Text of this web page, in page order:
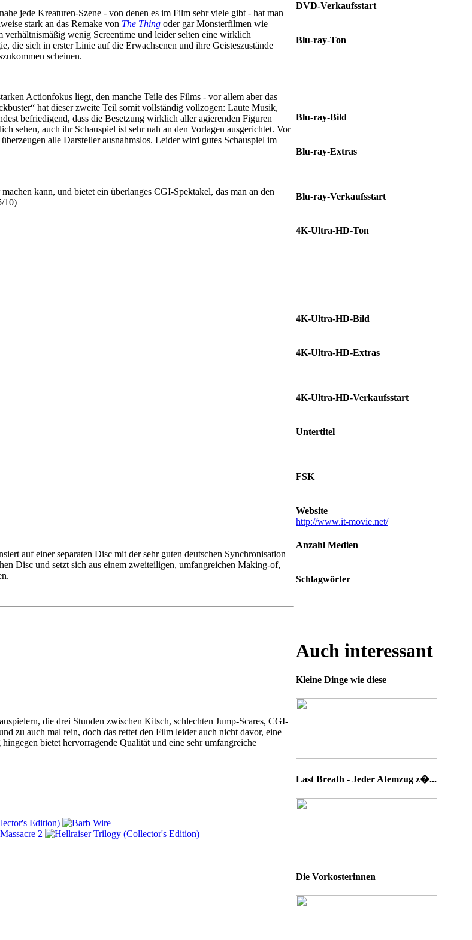
jede Kreaturen-Szene - von denen es im Film sehr viele gibt - hat man
stark an das Remake von The Thing oder gar Monsterfilmen wie
wenig Screentime und leider selten eine wirklich
die sich in erster Linie auf die Erwachsenen und ihre Geisteszustände
scheinen.
Actionfokus liegt, den manche Teile des Films - vor allem aber das
hat dieser zweite Teil somit vollständig vollzogen: Laute Musik,
befriedigend, dass die Besetzung wirklich aller agierenden Figuren
sehen, auch ihr Schauspiel ist sehr nah an den Vorlagen ausgerichtet. Vor
alle Darsteller ausnahmslos. Leider wird gutes Schauspiel im
kann, und bietet ein überlanges CGI-Spektakel, das man an den
10)
auf einer separaten Disc mit der sehr guten deutschen Synchronisation
Disc und setzt sich aus einem zweiteiligen, umfangreichen Making-of,
die drei Stunden zwischen Kitsch, schlechten Jump-Scares, CGI-
zu auch mal rein, doch das rettet den Film leider auch nicht davor, eine
bietet hervorragende Qualität und eine sehr umfangreiche
DVD-Verkaufsstart
Blu-ray-Ton
Blu-ray-Bild
Blu-ray-Extras
Blu-ray-Verkaufsstart
4K-Ultra-HD-Ton
4K-Ultra-HD-Bild
4K-Ultra-HD-Extras
4K-Ultra-HD-Verkaufsstart
Untertitel
FSK
Website
http://www.it-movie.net/
Anzahl Medien
Schlagwörter
Auch interessant
Kleine Dinge wie diese
Last Breath - Jeder Atemzug z�...
Die Vorkosterinnen